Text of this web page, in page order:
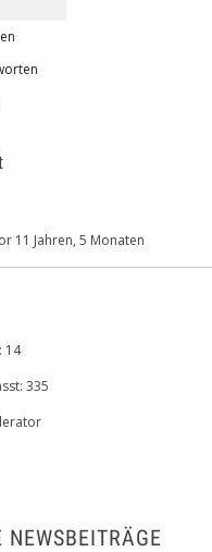
11 Jahren, 5 Monaten
14
335